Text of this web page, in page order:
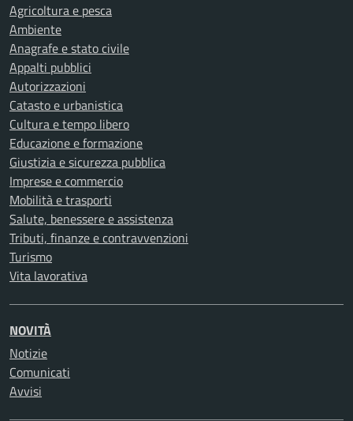
Agricoltura e pesca
Ambiente
Anagrafe e stato civile
Appalti pubblici
Autorizzazioni
Catasto e urbanistica
Cultura e tempo libero
Educazione e formazione
Giustizia e sicurezza pubblica
Imprese e commercio
Mobilità e trasporti
Salute, benessere e assistenza
Tributi, finanze e contravvenzioni
Turismo
Vita lavorativa
NOVITÀ
Notizie
Comunicati
Avvisi